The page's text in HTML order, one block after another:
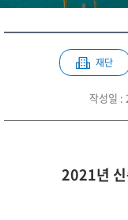
재단
작성일 :
2021년 신